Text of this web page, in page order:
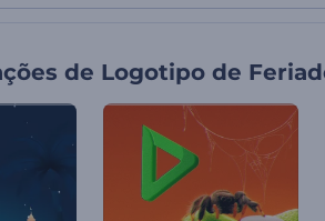
de Logotipo de